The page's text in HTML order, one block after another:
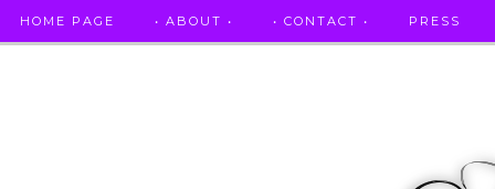
HOME PAGE • ABOUT • • CONTACT • PRESS